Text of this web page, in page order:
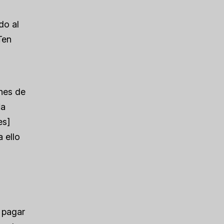
al
de
ello